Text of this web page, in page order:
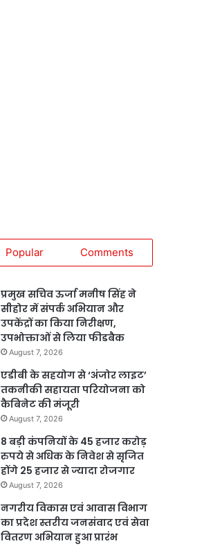
Popular Comments
प्रमुख सचिव ऊर्जा मनीष सिंह ने
सीहोर में संपर्क अभियान और
उपकेंद्रों का किया निरीक्षण,
उपभोक्ताओं से लिया फीडबैक
August 7, 2026
एडीबी के सहयोग से ‘अंजोर लाइट’
तकनीकी सहायता परियोजना को
कैबिनेट की मंजूरी
August 7, 2026
8 बड़ी कंपनियों के 45 हजार करोड़
रुपये से अधिक के निवेश से सृजित
होंगे 25 हजार से ज्यादा रोजगार
August 7, 2026
नगरीय विकास एवं आवास विभाग
का प्रदेश स्तरीय जनसंवाद एवं सेवा
वितरण अभियान हुआ प्रारंभ